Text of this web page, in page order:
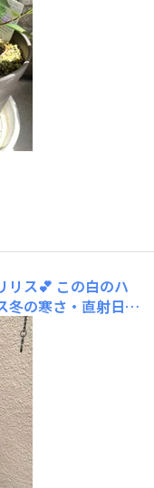
リス💕 この白のハ
冬の寒さ・直射日光
な場所にディスプ
パちゃんが誰かに
前なのでもらった
耐久性に脱帽…花